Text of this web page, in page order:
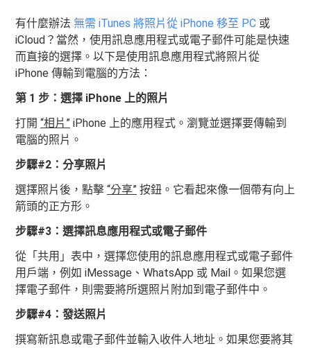
有什麼辦法無需 iTunes 將照片從 iPhone 移至 PC 或
iCloud？當然，使用訊息應用程式或電子郵件可能是快速
而直接的選擇。以下是使用訊息應用程式將照片從
iPhone 傳輸到電腦的方法：
第 1 步：選擇 iPhone 上的照片
打開“相片” iPhone 上的應用程式。瀏覽並選擇要傳輸到
電腦的照片。
步驟#2：分享照片
選擇照片後，點擊“分享” 按鈕。它看起來像一個帶有向上
箭頭的正方形。
步驟#3：選擇訊息應用程式或電子郵件
從「共用」表中，選擇您使用的訊息應用程式或電子郵件
用戶端，例如 iMessage、WhatsApp 或 Mail。如果您選
擇電子郵件，則需要將所選照片附加到電子郵件中。
步驟#4：發送照片
撰寫新訊息或電子郵件並輸入收件人地址。如果您要將其